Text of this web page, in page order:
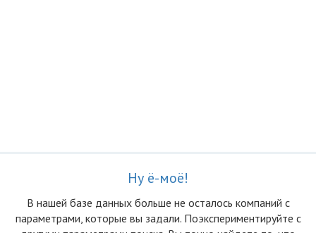
Ну ё-моё!
В нашей базе данных больше не осталоcь компаний с
параметрами, которые вы задали. Поэкспериментируйте с